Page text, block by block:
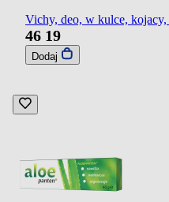
Vichy, deo, w kulce,
46 19
Dodaj